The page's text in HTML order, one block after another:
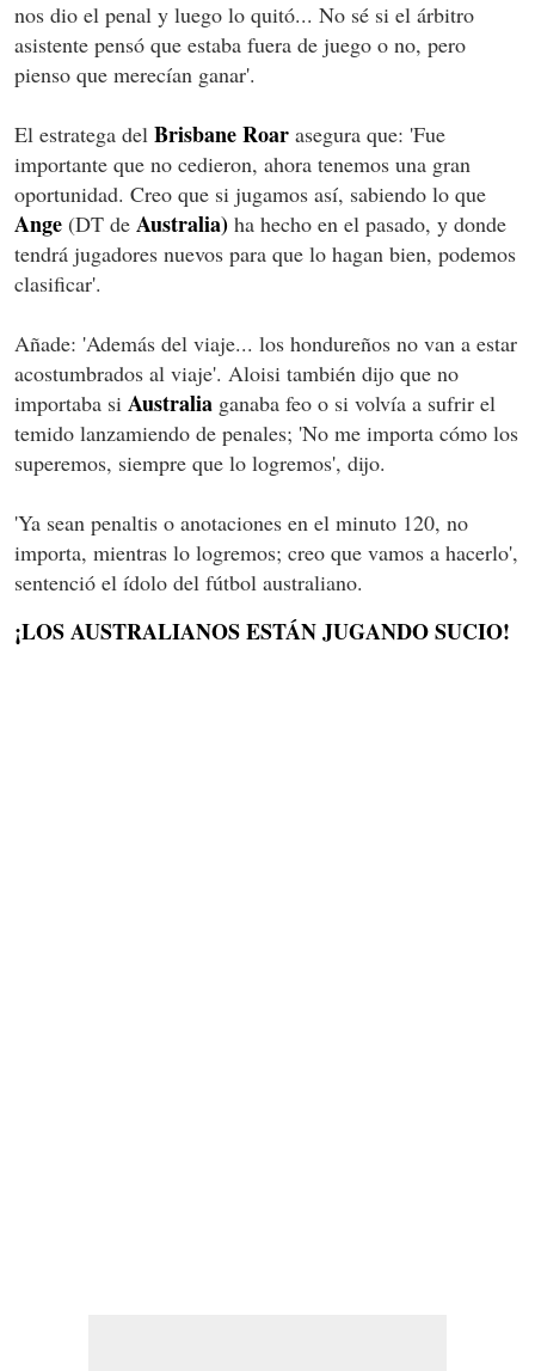
nos dio el penal y luego lo quitó... No sé si el árbitro
asistente pensó que estaba fuera de juego o no, pero
pienso que merecían ganar'.
El estratega del Brisbane Roar asegura que: 'Fue
importante que no cedieron, ahora tenemos una gran
oportunidad. Creo que si jugamos así, sabiendo lo que
Ange (DT de Australia) ha hecho en el pasado, y donde
tendrá jugadores nuevos para que lo hagan bien, podemos
clasificar'.
Añade: 'Además del viaje... los hondureños no van a estar
acostumbrados al viaje'. Aloisi también dijo que no
importaba si Australia ganaba feo o si volvía a sufrir el
temido lanzamiendo de penales; 'No me importa cómo los
superemos, siempre que lo logremos', dijo.
'Ya sean penaltis o anotaciones en el minuto 120, no
importa, mientras lo logremos; creo que vamos a hacerlo',
sentenció el ídolo del fútbol australiano.
¡LOS AUSTRALIANOS ESTÁN JUGANDO SUCIO!